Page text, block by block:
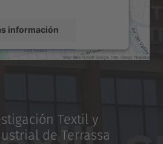
información
Aceptar
Textil y
de Terrassa